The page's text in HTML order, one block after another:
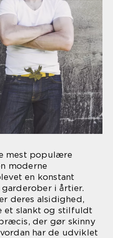
mest populære
moderne
en konstant
i årtier.
deres alsidighed,
et slankt og stilfuldt
der gør skinny
har de udviklet